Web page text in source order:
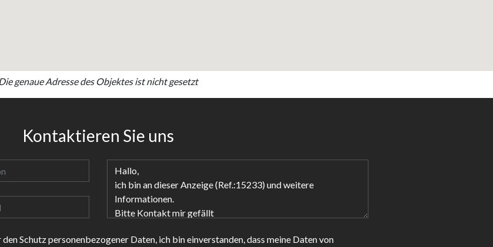
genaue Adresse des Objektes ist nicht gesetzt
Kontaktieren Sie uns
Schutz personenbezogener Daten, ich bin einverstanden, dass meine Daten von